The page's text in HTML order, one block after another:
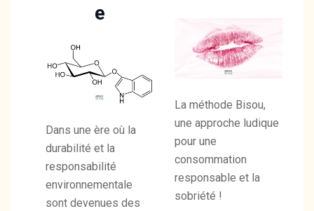
E
Dans une ère où la
durabilité et la
responsabilité
environnementale
sont devenues des
La méthode Bisou,
une approche ludique
pour une
consommation
responsable et la
sobriété !